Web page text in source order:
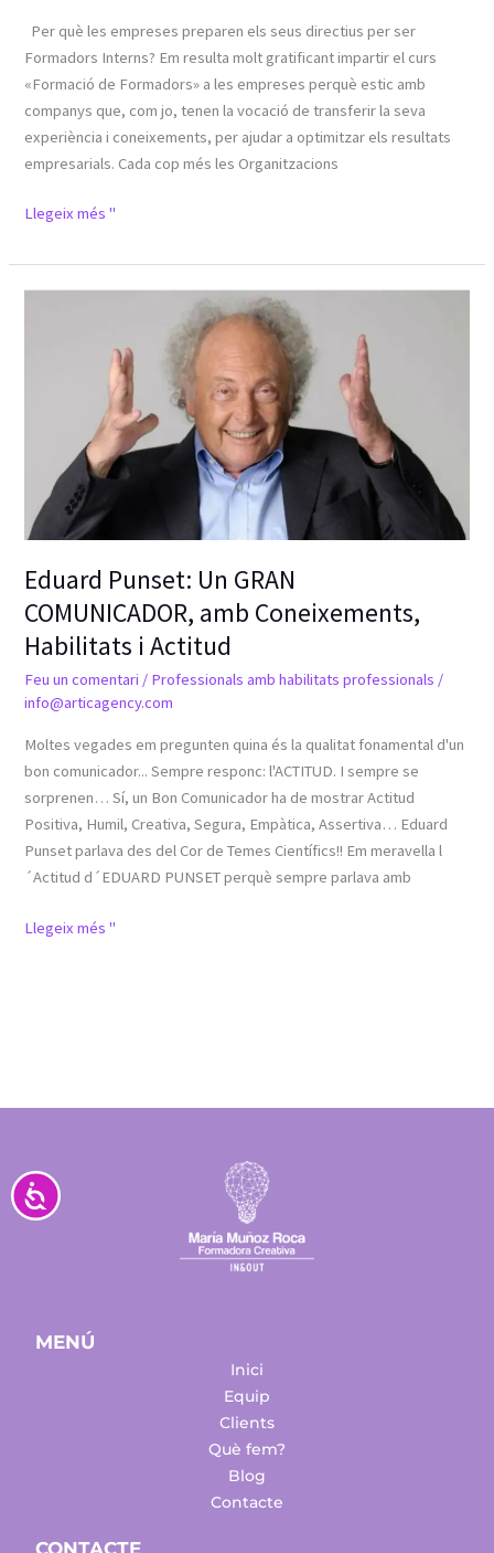
Accesibilidad
Per què les empreses preparen els seus directius per ser
Formadors Interns? Em resulta molt gratificant impartir el curs
«Formació de Formadors» a les empreses perquè estic amb
companys que, com jo, tenen la vocació de transferir la seva
experiència i coneixements, per ajudar a optimitzar els resultats
empresarials. Cada cop més les Organitzacions
Llegeix més "
Eduard Punset: Un GRAN
COMUNICADOR, amb Coneixements,
Habilitats i Actitud
Feu un comentari / Professionals amb habilitats professionals /
info@articagency.com
Moltes vegades em pregunten quina és la qualitat fonamental d'un
bon comunicador... Sempre responc: l'ACTITUD. I sempre se
sorprenen… Sí, un Bon Comunicador ha de mostrar Actitud
Positiva, Humil, Creativa, Segura, Empàtica, Assertiva… Eduard
Punset parlava des del Cor de Temes Científics!! Em meravella l
´Actitud d´EDUARD PUNSET perquè sempre parlava amb
COMUNICADOR,
Coneixements,
Habilitats
Actitud
Llegeix més "
MENÚ
Inici
Equip
Clients
Què fem?
Blog
Contacte
CONTACTE